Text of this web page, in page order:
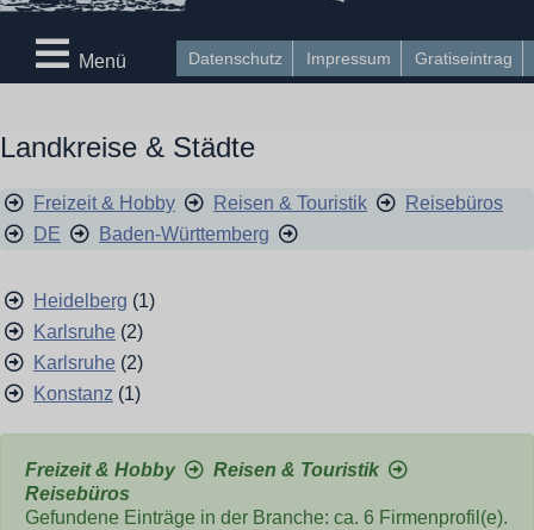
Datenschutz Impressum Gratiseintrag
Menü
Landkreise & Städte
Freizeit & Hobby Reisen & Touristik
Reisebüros
DE
Baden-Württemberg
Heidelberg (1)
Karlsruhe (2)
Karlsruhe (2)
Konstanz (1)
Freizeit & Hobby
Reisen & Touristik
Reisebüros
Gefundene Einträge in der Branche: ca. 6 Firmenprofil(e).